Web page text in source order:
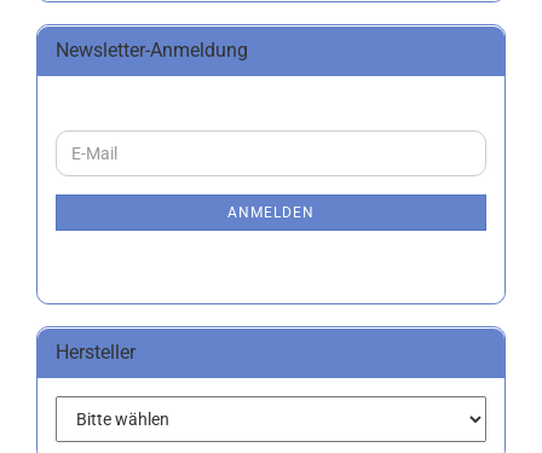
Newsletter-Anmeldung
WEITER
ZUR
E-
Mail
ANMELDEN
Hersteller